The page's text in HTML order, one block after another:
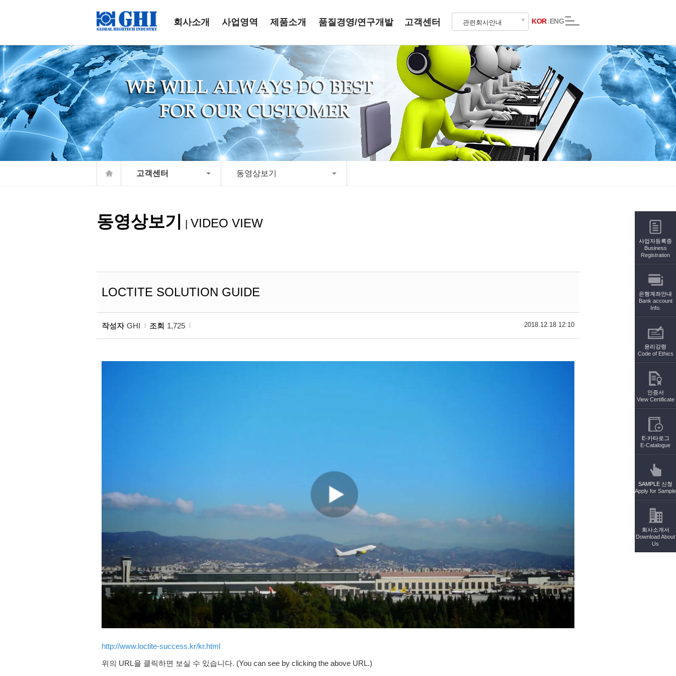
사업자등록증
Business
Registration
은행계좌안내
Bank account
Info.
윤리강령
Code of Ethics
인증서
View Certificate
E-카타로그
E-Catalogue
SAMPLE 신청
Apply for Sample
회사소개서
Download About
Us
회사소개 사업영역 제품소개 품질경영/연구개발 고객센터 관련회사안내 KOR ENG
고객센터 동영상보기
동영상보기 VIDEO VIEW
LOCTITE SOLUTION GUIDE
작성자 GHI 조회 1,725 2018.12.18 12:10
http://www.loctite-success.kr/kr.html
위의 URL을 클릭하면 보실 수 있습니다. (You can see by clicking the above URL.)